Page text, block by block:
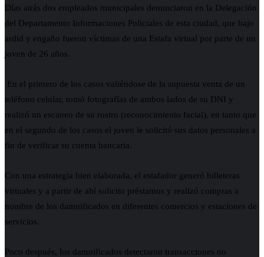
Días atrás dos empleados municipales denunciaron en la Delegación
del Departamento Informaciones Policiales de esta ciudad, que bajo
ardid y engaño fueron víctimas de una Estafa virtual por parte de un
joven de 26 años.
En el primero de los casos valiéndose de la supuesta venta de un
teléfono celular, tomó fotografías de ambos lados de su DNI y
realizó un escaneo de su rostro (reconocimiento facial), en tanto que
en el segundo de los casos el joven le solicitó sus datos personales a
fin de verificar su cuenta bancaria.
Con una estrategia bien elaborada, el estafador generó billeteras
virtuales y a partir de ahí solicito préstamos y realizó compras a
nombre de los damnificados en diferentes comercios y estaciones de
servicios.
Poco después, los damnificados detectaron transacciones no